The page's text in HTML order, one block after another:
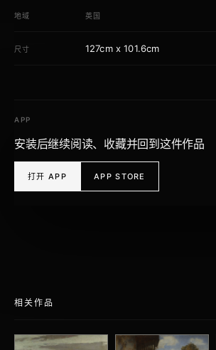
地域 英国
尺寸 127cm x 101.6cm
APP
安装后继续阅读、收藏并回到这件作品
打开 APP APP STORE
相关作品